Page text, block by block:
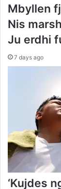
Mbyllen
Nis
Ju erdhi
7 days ago
‘Kujdes